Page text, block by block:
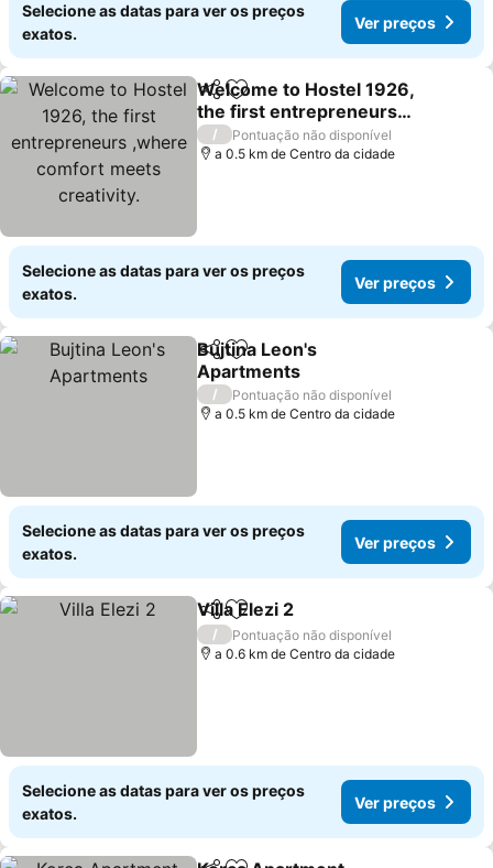
Selecione as datas para ver os preços
exatos.
Ver preços
PartilharAdicionar aos favoritos
Welcome to Hostel 1926,
the first entrepreneurs
,where comfort meets
creativity.
Ver preços
/
Pontuação não disponível
a 0.5 km de Centro da cidade
Selecione as datas para ver os preços
exatos.
Ver preços
PartilharAdicionar aos favoritos
Bujtina Leon's
Apartments
Ver preços
/
Pontuação não disponível
a 0.5 km de Centro da cidade
Selecione as datas para ver os preços
exatos.
Ver preços
PartilharAdicionar aos favoritos
Villa Elezi 2
/
Pontuação não disponível
a 0.6 km de Centro da cidade
Selecione as datas para ver os preços
exatos.
Ver preços